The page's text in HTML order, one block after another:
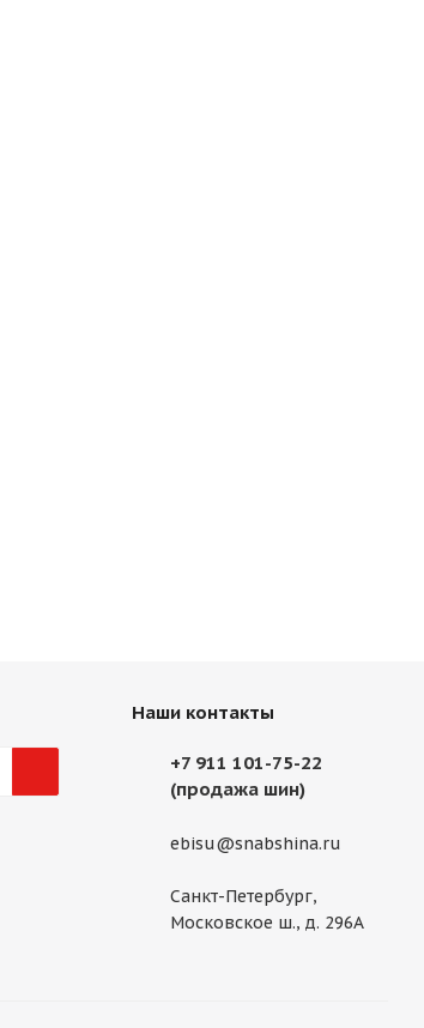
Наши контакты
+7 911 101-75-22
(продажа шин)
ebisu@snabshina.ru
Санкт-Петербург,
Московское ш., д. 296А